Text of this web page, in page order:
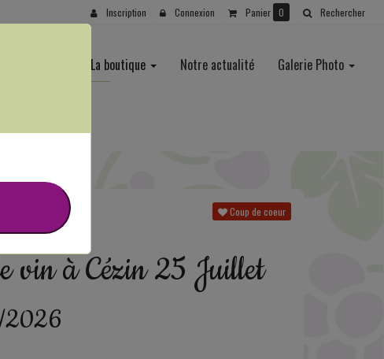
viticole La boutique Notre actualité Galerie Photo
Coup de coeur
vin à Cézin 25 Juillet
Inscription Connexion Panier 0 Rechercher